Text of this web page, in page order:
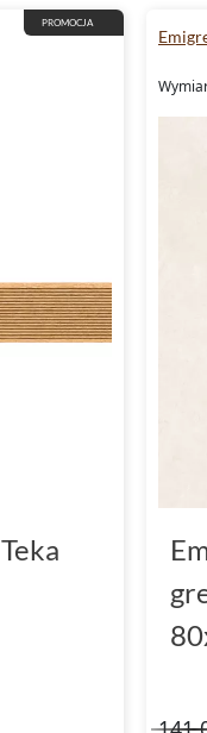
PROMOCJA